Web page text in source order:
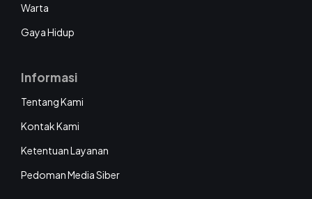
Warta
Gaya Hidup
Informasi
Tentang Kami
Kontak Kami
Ketentuan Layanan
Pedoman Media Siber